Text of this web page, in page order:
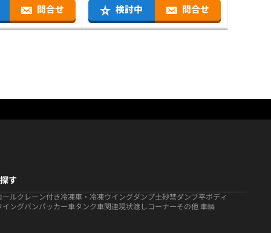
問合せ 検討中 問合せ
す
ールクレーン付き 冷凍車・冷凍ウイングダンプ土砂禁ダンプ平ボディ
イングバンパッカー車タンク車関連現状渡しコーナーその他 車輌